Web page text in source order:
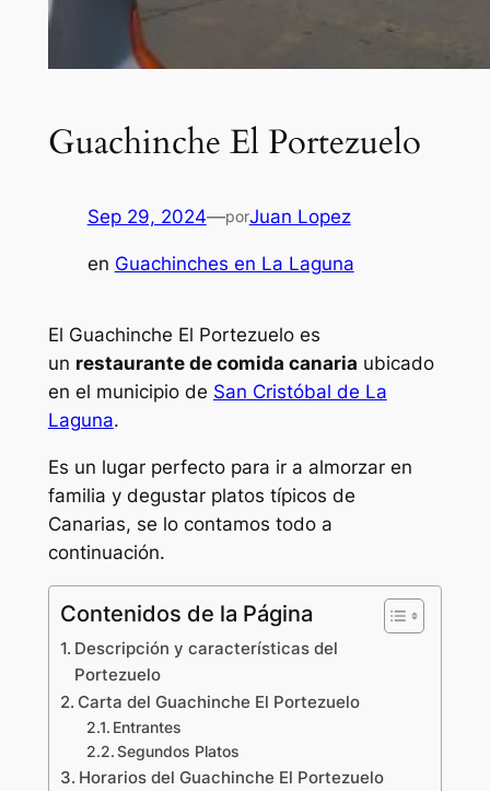
Guachinche El Portezuelo
Sep 29, 2024—porJuan Lopez
en Guachinches en La Laguna
El Guachinche El Portezuelo es
un restaurante de comida canaria ubicado
en el municipio de San Cristóbal de La
Laguna.
Es un lugar perfecto para ir a almorzar en
familia y degustar platos típicos de
Canarias, se lo contamos todo a
continuación.
Contenidos de la Página
Descripción y características del
Portezuelo
Carta del Guachinche El Portezuelo
Entrantes
Segundos Platos
Horarios del Guachinche El Portezuelo